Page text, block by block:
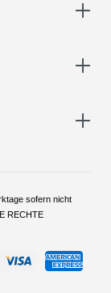
sofern nicht
RECHTE